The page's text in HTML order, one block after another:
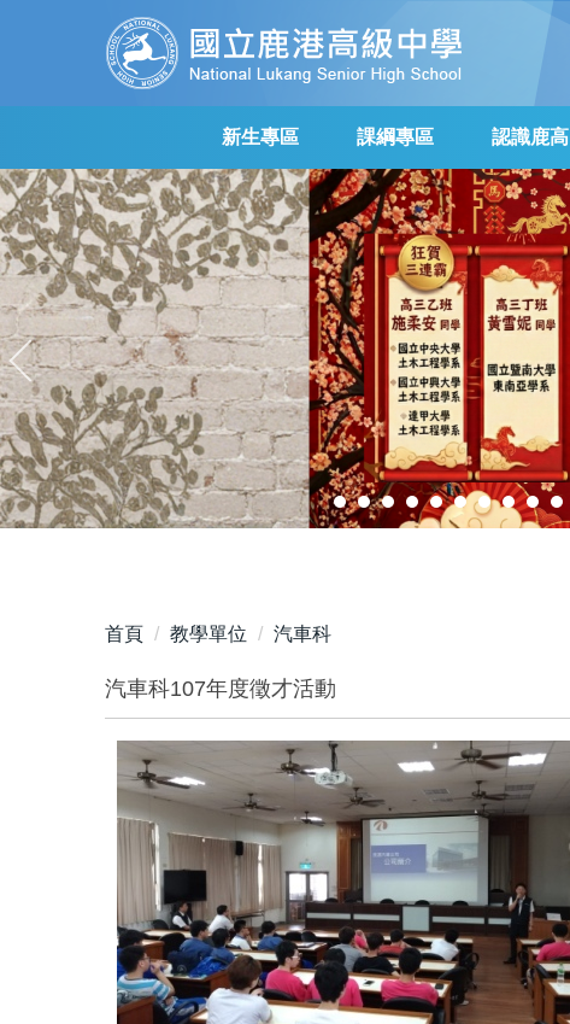
要
區
新生專區 課綱專區 認識鹿高
首頁 教學單位 汽車科
汽車科107年度徵才活動